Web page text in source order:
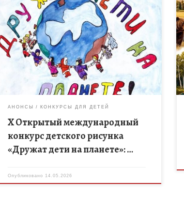
Продолжается прием заявок и творческих работ
на юбилейный Х Открытый международный
конкурс детского рисунка «Дружат дети на
планете». Организаторами масштабного проекта
выступают Министерство образования Республики
АНОНСЫ КОНКУРСЫ ДЛЯ ДЕТЕЙ
Х Открытый международный
конкурс детского рисунка
«Дружат дети на планете»: …
Опубликовано 14.05.2026